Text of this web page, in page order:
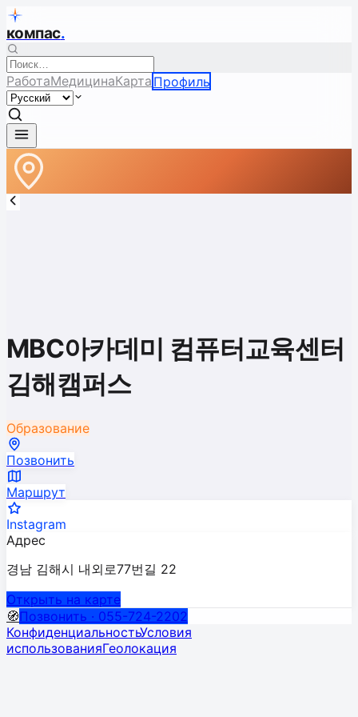
компас.
РаботаМедицинаКарта Профиль
MBC아카데미 컴퓨터교육센터
김해캠퍼스
Образование
Позвонить
Маршрут
Instagram
Адрес
경남 김해시 내외로77번길 22
Открыть на карте
🧭Позвонить · 055-724-2202
КонфиденциальностьУсловия
использованияГеолокация